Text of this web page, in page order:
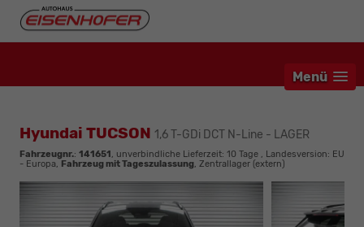
Menü
Hyundai TUCSON 1,6 T-GDi DCT N-Line - LAGER
Fahrzeugnr.: 141651 , unverbindliche Lieferzeit: 10 Tage , Landesversion: EU
- Europa, Fahrzeug mit Tageszulassung, Zentrallager (extern)